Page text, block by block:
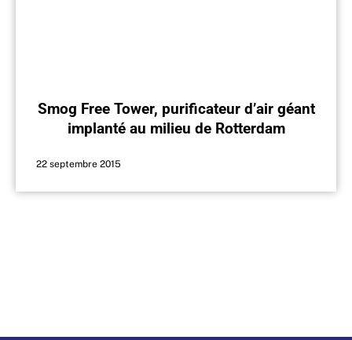
Smog Free Tower, purificateur d’air géant
implanté au milieu de Rotterdam
22 septembre 2015